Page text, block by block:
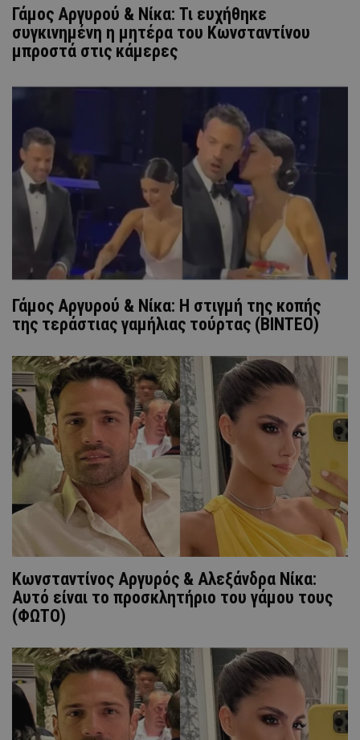
Γάμος Αργυρού & Νίκα: Τι ευχήθηκε
συγκινημένη η μητέρα του Κωνσταντίνου
μπροστά στις κάμερες
Γάμος Αργυρού & Νίκα: Η στιγμή της κοπής
της τεράστιας γαμήλιας τούρτας (ΒΙΝΤΕΟ)
Κωνσταντίνος Αργυρός & Αλεξάνδρα Νίκα:
Αυτό είναι το προσκλητήριο του γάμου τους
(ΦΩΤΟ)